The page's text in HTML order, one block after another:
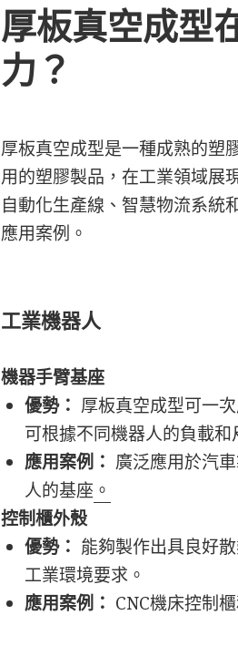
厚板真空成型
力？
厚板真空成型是一種成熟的塑
用的塑膠製品，在工業領域展
自動化生產線、智慧物流系統
應用案例。
工業機器人
機器手臂基座
優勢： 厚板真空成型可一
可根據不同機器人的負載和
應用案例： 廣泛應用於汽
人的基座 。
控制櫃外殼
優勢： 能夠製作出具良好
工業環境要求。
應用案例： CNC機床控制